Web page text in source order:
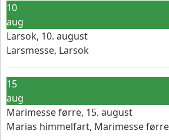
10
aug
Larsok, 10. august
Larsmesse, Larsok
15
aug
Marimesse førre, 15. august
Marias himmelfart, Marimesse førre